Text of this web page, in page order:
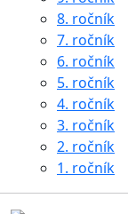
8. ročník
7. ročník
6. ročník
5. ročník
4. ročník
3. ročník
2. ročník
1. ročník